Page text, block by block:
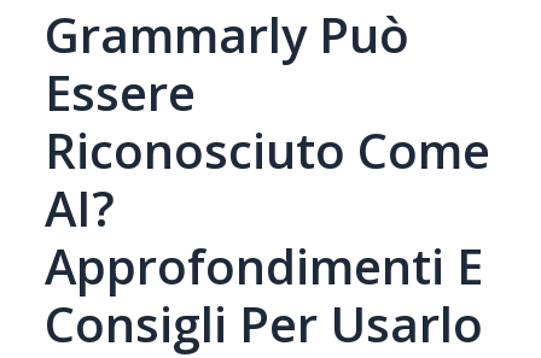
Grammarly Può
Essere
Riconosciuto Come
AI?
Approfondimenti E
Consigli Per Usarlo